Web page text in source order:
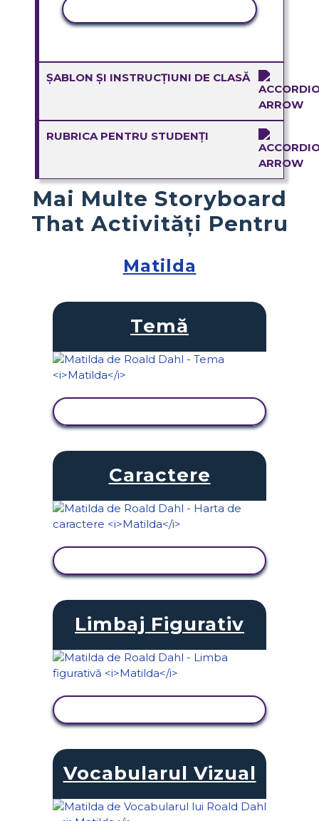
ȘABLON ȘI INSTRUCȚIUNI DE CLASĂ
RUBRICA PENTRU STUDENȚI
Mai Multe Storyboard
That Activități Pentru
Matilda
Temă
Caractere
Limbaj Figurativ
Vocabularul Vizual